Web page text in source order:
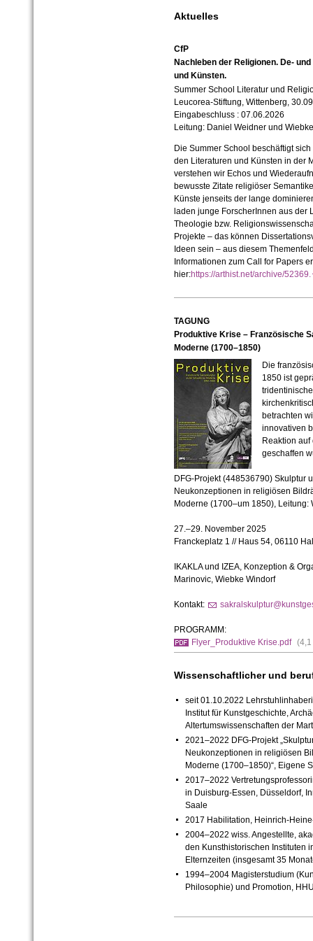
Aktuelles
CfP
Nachleben der Religionen. De-
und Künsten.
Summer School Literatur und
Leucorea-Stiftung, Wittenberg,
Eingabeschluss : 07.06.2026
Leitung: Daniel Weidner und
Die Summer School beschäftigt
den Literaturen und Künsten in der
verstehen wir Echos und
bewusste Zitate religiöser
Künste jenseits der lange
laden junge ForscherInnen aus der
Theologie bzw.
Projekte – das können
Ideen sein – aus diesem
Informationen zum Call for Papers
hier:https://arthist.net/archive/
TAGUNG
Produktive Krise – Französische
Moderne (1700–1850)
Die
1850 ist
betrachten
innovativen
Reaktion
geschaffen
DFG-Projekt (448536790) Skulptur
Neukonzeptionen in religiösen
Moderne (1700–um 1850), Leitung:
27.–29. November 2025
Franckeplatz 1 // Haus 54, 06110
IKAKLA und IZEA, Konzeption &
Marinovic, Wiebke Windorf
Kontakt:
PROGRAMM:
Flyer_Produktive Krise.pdf (4,1
Wissenschaftlicher und
seit 01.10.2022
Institut für Kunstgeschichte,
Altertumswissenschaften der
2021–2022 DFG-Projekt
Neukonzeptionen in religiösen
Moderne (1700–1850)“, Eigene
2017–2022
in Duisburg-Essen, Düsseldorf,
Saale
2017 Habilitation, Heinrich-
2004–2022 wiss. Angestellte,
den Kunsthistorischen Instituten
Elternzeiten (insgesamt 35
1994–2004 Magisterstudium
Philosophie) und Promotion,